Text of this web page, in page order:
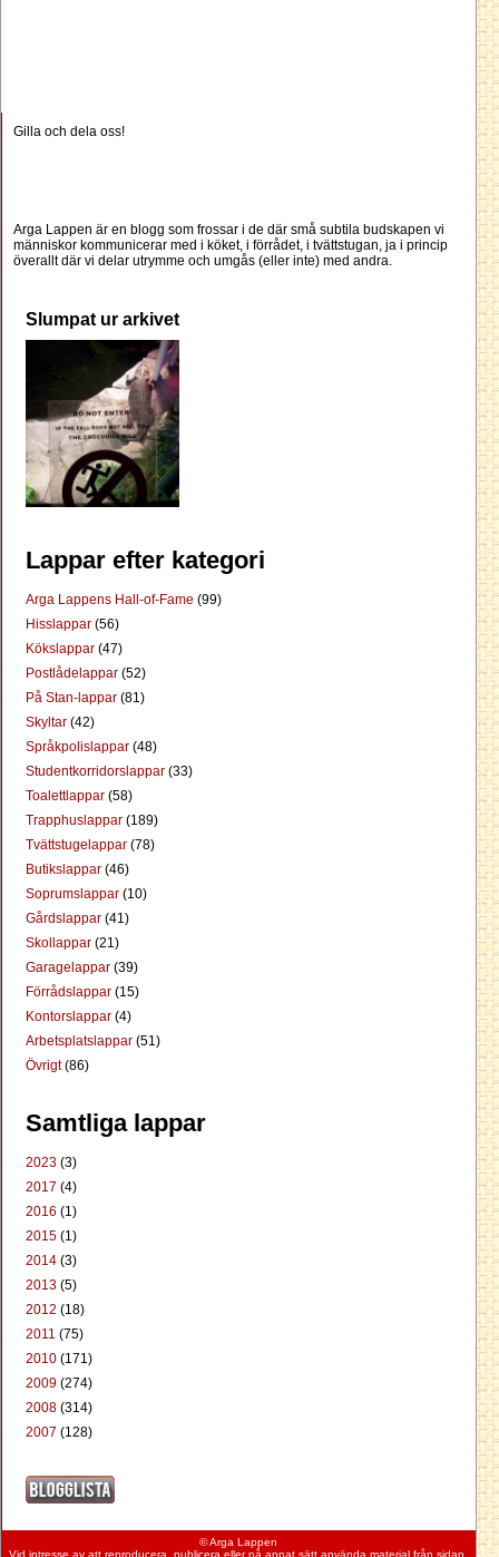
Gilla och dela oss!
Arga Lappen är en blogg som frossar i de där små subtila budskapen vi
människor kommunicerar med i köket, i förrådet, i tvättstugan, ja i princip
överallt där vi delar utrymme och umgås (eller inte) med andra.
Slumpat ur arkivet
Lappar efter kategori
Arga Lappens Hall-of-Fame (99)
Hisslappar (56)
Kökslappar (47)
Postlådelappar (52)
På Stan-lappar (81)
Skyltar (42)
Språkpolislappar (48)
Studentkorridorslappar (33)
Toalettlappar (58)
Trapphuslappar (189)
Tvättstugelappar (78)
Butikslappar (46)
Soprumslappar (10)
Gårdslappar (41)
Skollappar (21)
Garagelappar (39)
Förrådslappar (15)
Kontorslappar (4)
Arbetsplatslappar (51)
Övrigt(86)
Samtliga lappar
2023 (3)
2017 (4)
2016 (1)
2015 (1)
2014 (3)
2013 (5)
2012 (18)
2011 (75)
2010 (171)
2009 (274)
2008 (314)
2007 (128)
© Arga Lappen
Vid intresse av att reproducera, publicera eller på annat sätt använda material från sidan